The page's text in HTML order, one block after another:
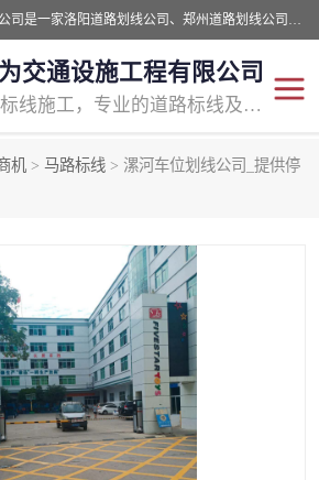
周口中为交通设施工程有限公司是一家洛阳道路划线公司、郑州道路划线公司、平顶山道路车位划线公司、开封车位划线公司、许昌道路车位划线公司、漯河道路车位划线公司，公司始终坚持“诚信、匠心、专注”的宗旨；我们的经营理念是：的服务。
交通设施工程有限公司
专注道路标线施工，专业的道路标线及交通设施施工服务商!
机 > 马路标线 > 漯河车位划线公司_提供停
马路标线
道路划线